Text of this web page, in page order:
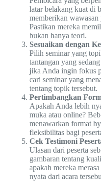
latar belakang kuat di
memberikan
Pastikan mereka
bukan hanya teori.
Sesuaikan dengan
Pilih seminar yang
tantangan yang
jika Anda ingin fokus
cari seminar yang
tentang topik tersebut.
Pertimbangkan
Apakah Anda lebih
muka atau online?
menawarkan format
fleksibilitas bagi
Cek Testimoni
Ulasan dari peserta
gambaran tentang
apakah mereka
nyata dari acara